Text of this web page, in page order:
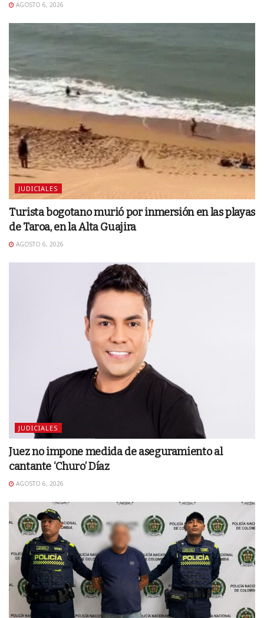
AGOSTO 6, 2026
JUDICIALES
Turista bogotano murió por inmersión en las playas
de Taroa, en la Alta Guajira
AGOSTO 6, 2026
JUDICIALES
Juez no impone medida de aseguramiento al
cantante ‘Churo’ Díaz
AGOSTO 6, 2026